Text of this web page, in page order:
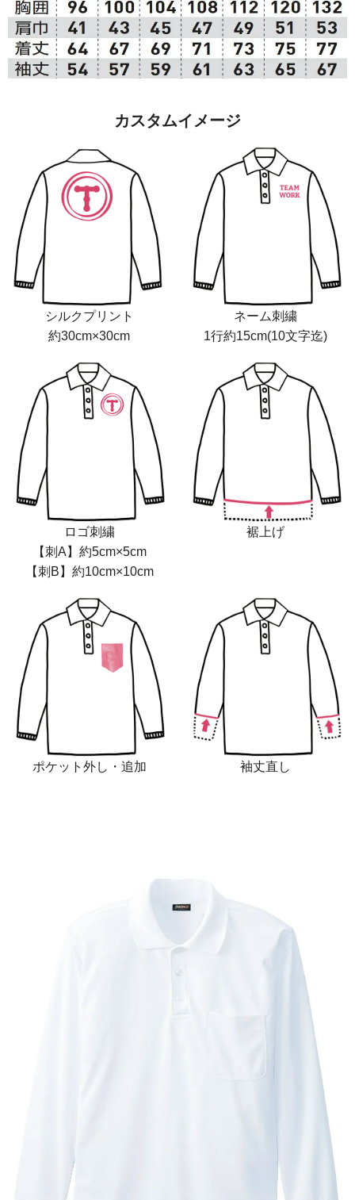
カスタムイメージ
シルクプリント
約30cm×30cm
ネーム刺繍
1行約15cm(10文字迄)
ロゴ刺繍
【刺A】約5cm×5cm
【刺B】約10cm×10cm
裾上げ
ポケット外し・追加 袖丈直し